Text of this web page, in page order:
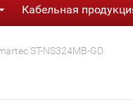
Кабельная
ST-NS324MB-GD